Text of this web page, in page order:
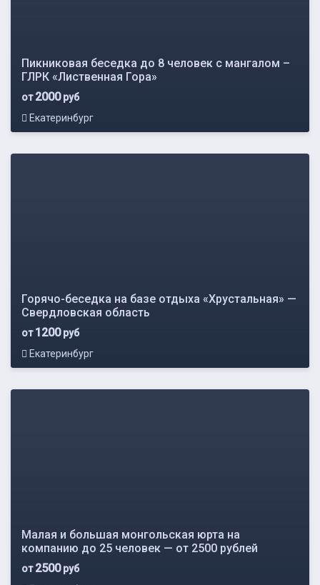
Пикниковая беседка до 8 человек с мангалом –
ГЛРК «Лиственная Гора»
от2000руб
Екатеринбург
Горячо-беседка на базе отдыха «Хрустальная» —
Свердловская область
от1200руб
Екатеринбург
Малая и большая монгольская юрта на
компанию до 25 человек — от 2500 рублей
от2500руб